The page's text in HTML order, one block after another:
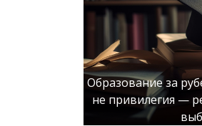
Образование за
не привилегия —